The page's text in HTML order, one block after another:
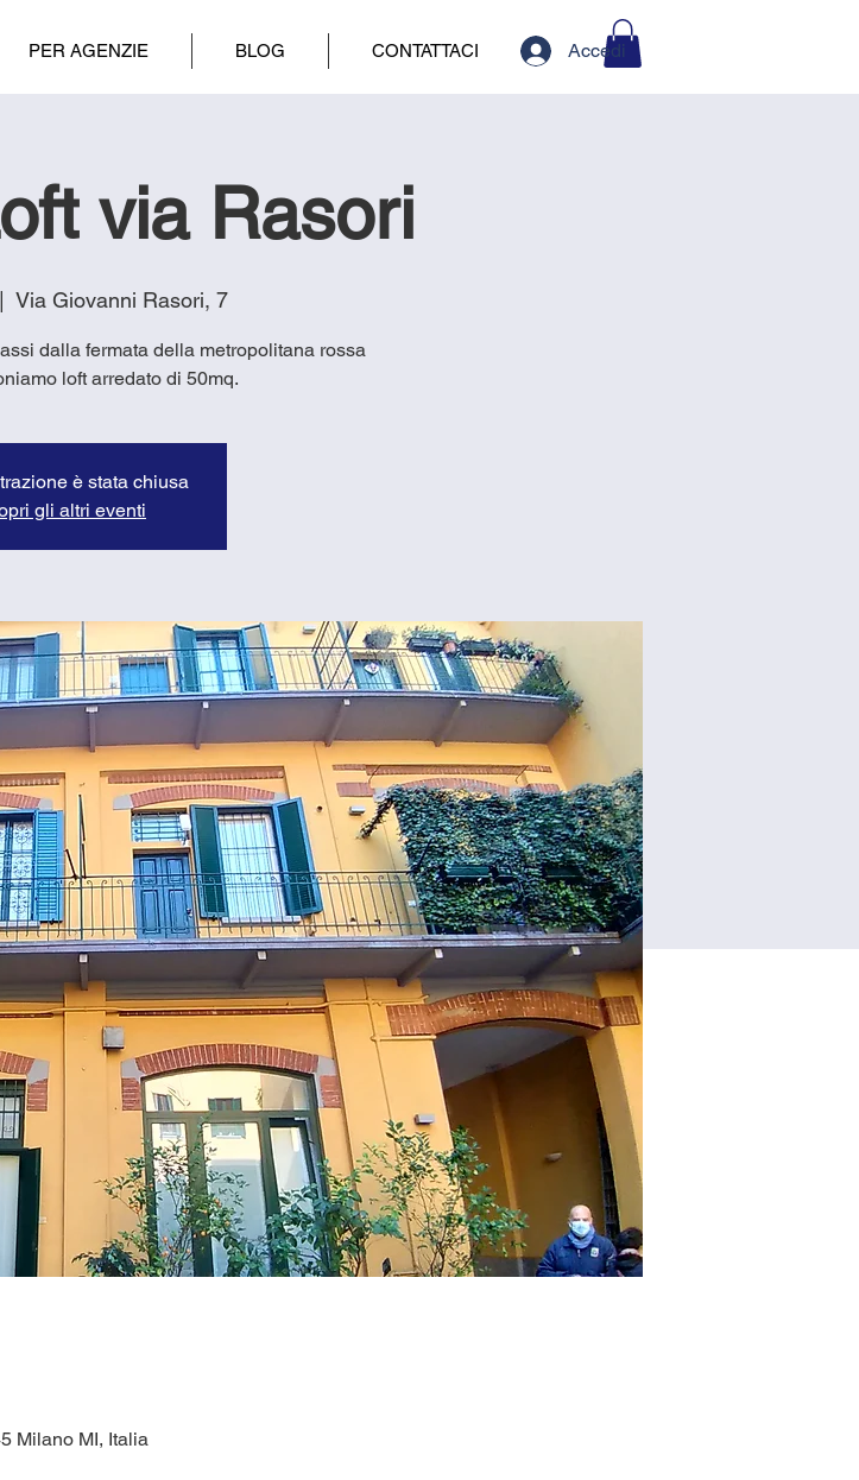
PER AGENZIE BLOG CONTATTACI Accedi
via Rasori
Via Giovanni Rasori, 7
dalla fermata della metropolitana rossa
loft arredato di 50mq.
è stata chiusa
gli altri eventi
Milano MI, Italia